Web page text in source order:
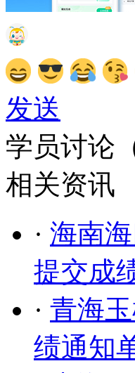
发送
学员讨论
相关资讯
· 海南
提交成
· 青海
绩通知